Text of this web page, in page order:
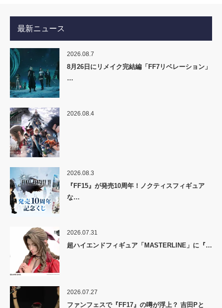
最新ニュース
2026.08.7
8月26日にリメイク完結編「FF7リベレーション」
…
2026.08.4
2026.08.3
『FF15』が発売10周年！ノクティスフィギュア
な…
2026.07.31
超ハイエンドフィギュア「MASTERLINE」に『…
2026.07.27
ファンフェスで『FF17』の噂が浮上？ 吉田Pと